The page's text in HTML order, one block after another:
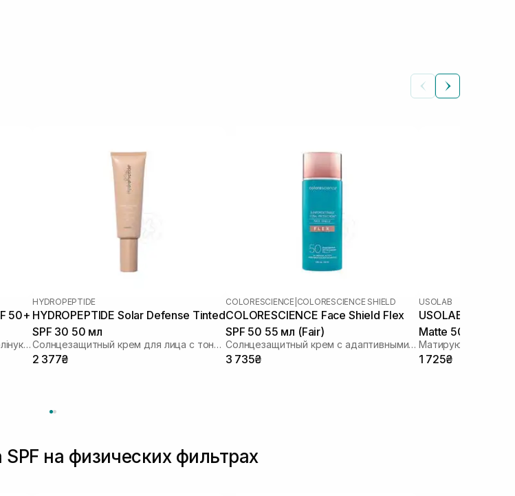
50+
Мультифункціональний кушон з полінуклеотидами
HYDROPEPTIDE
HYDROPEPTIDE Solar Defense Tinted
SPF 30 50 мл
Солнцезащитный крем для лица с тонирующим эффектом
2 377₴
COLORESCIENCE COLORESCIENCE SHIELD
COLORESCIENCE Face Shield Flex
SPF 50 55 мл (Fair)
Солнцезащитный крем с адаптивными пигментами
3 735₴
USOLAB
USOLAB Bio
Matte 50+/
Матирующий
1 725₴
SPF на физических фильтрах